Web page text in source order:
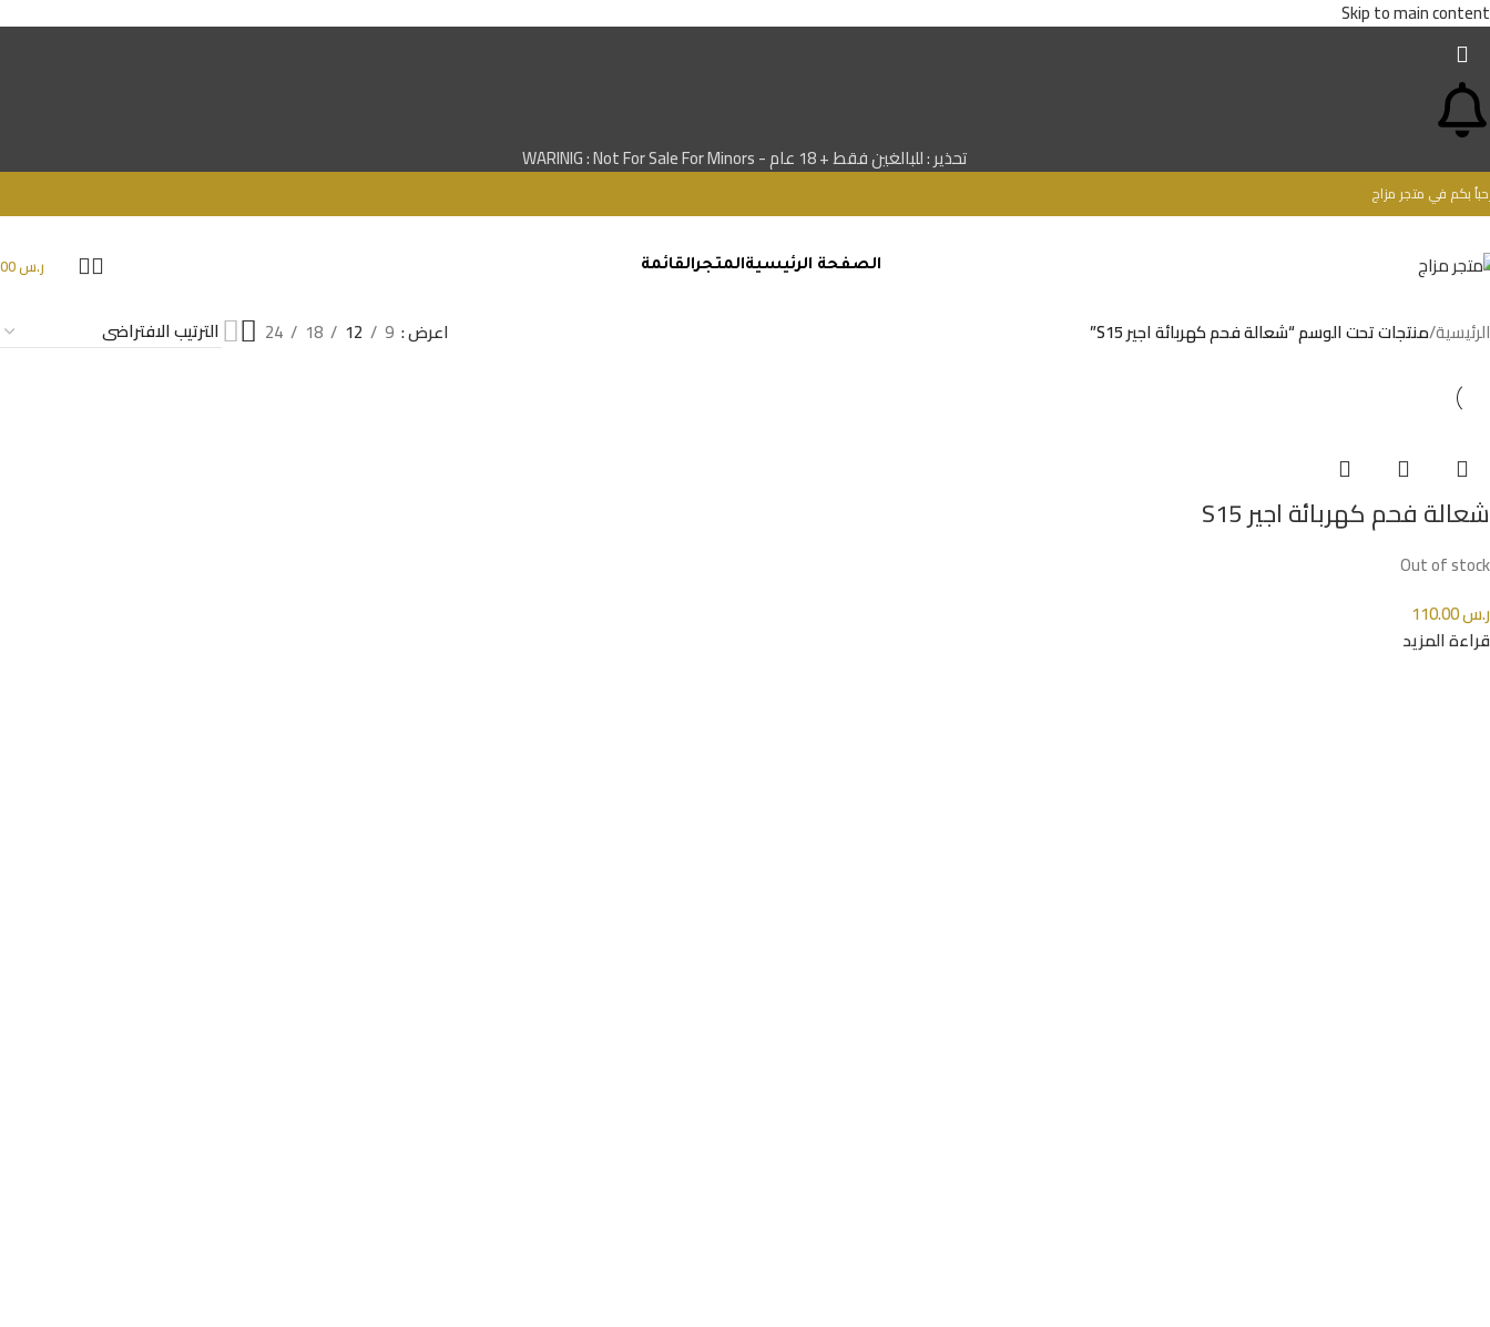
Skip to main content
تحذير : للبالغين فقط + 18 عام - WARINIG : Not For Sale For Minors
بكم في متجر مزاج
الصفحة الرئيسيةالمتجرالقائمة ر.س
الرئيسية/منتجات تحت الوسم “شعالة فحم كهربائة اجير S15” اعرض 9
12
18
24
شعالة فحم كهربائة اجير S15
Out of stock
ر.س
قراءة المزيد